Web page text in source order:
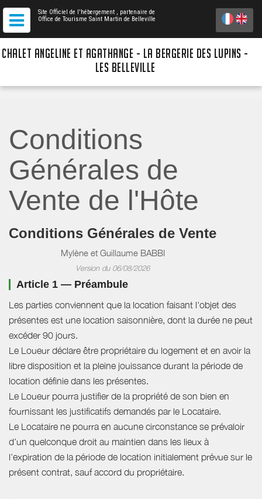
Site Officiel de l'hébergement , partenaire de
Office de Tourisme Saint Martin de Belleville
CHALET ANGELINE ET AGATHANGE - LA BERGERIE DES LUPINS -
LES BELLEVILLE
Conditions
Générales de
Vente de l'Hôte
Conditions Générales de Vente
Mylène et Guillaume BABBI
Version du 06/08/2026
Article 1 — Préambule
Les parties conviennent que la location faisant l'objet des
présentes est une location saisonnière, dont la durée ne peut
excéder 90 jours.
Le Loueur déclare être propriétaire du logement et en avoir la
libre disposition et la pleine jouissance durant la période de
location définie dans les présentes.
Le Loueur pourra justifier de la propriété de son bien en
fournissant les justificatifs demandés par le Locataire.
Le Locataire ne pourra en aucune circonstance se prévaloir
d’un quelconque droit au maintien dans les lieux à
l’expiration de la période de location initialement prévue sur le
présent contrat, sauf accord du propriétaire.